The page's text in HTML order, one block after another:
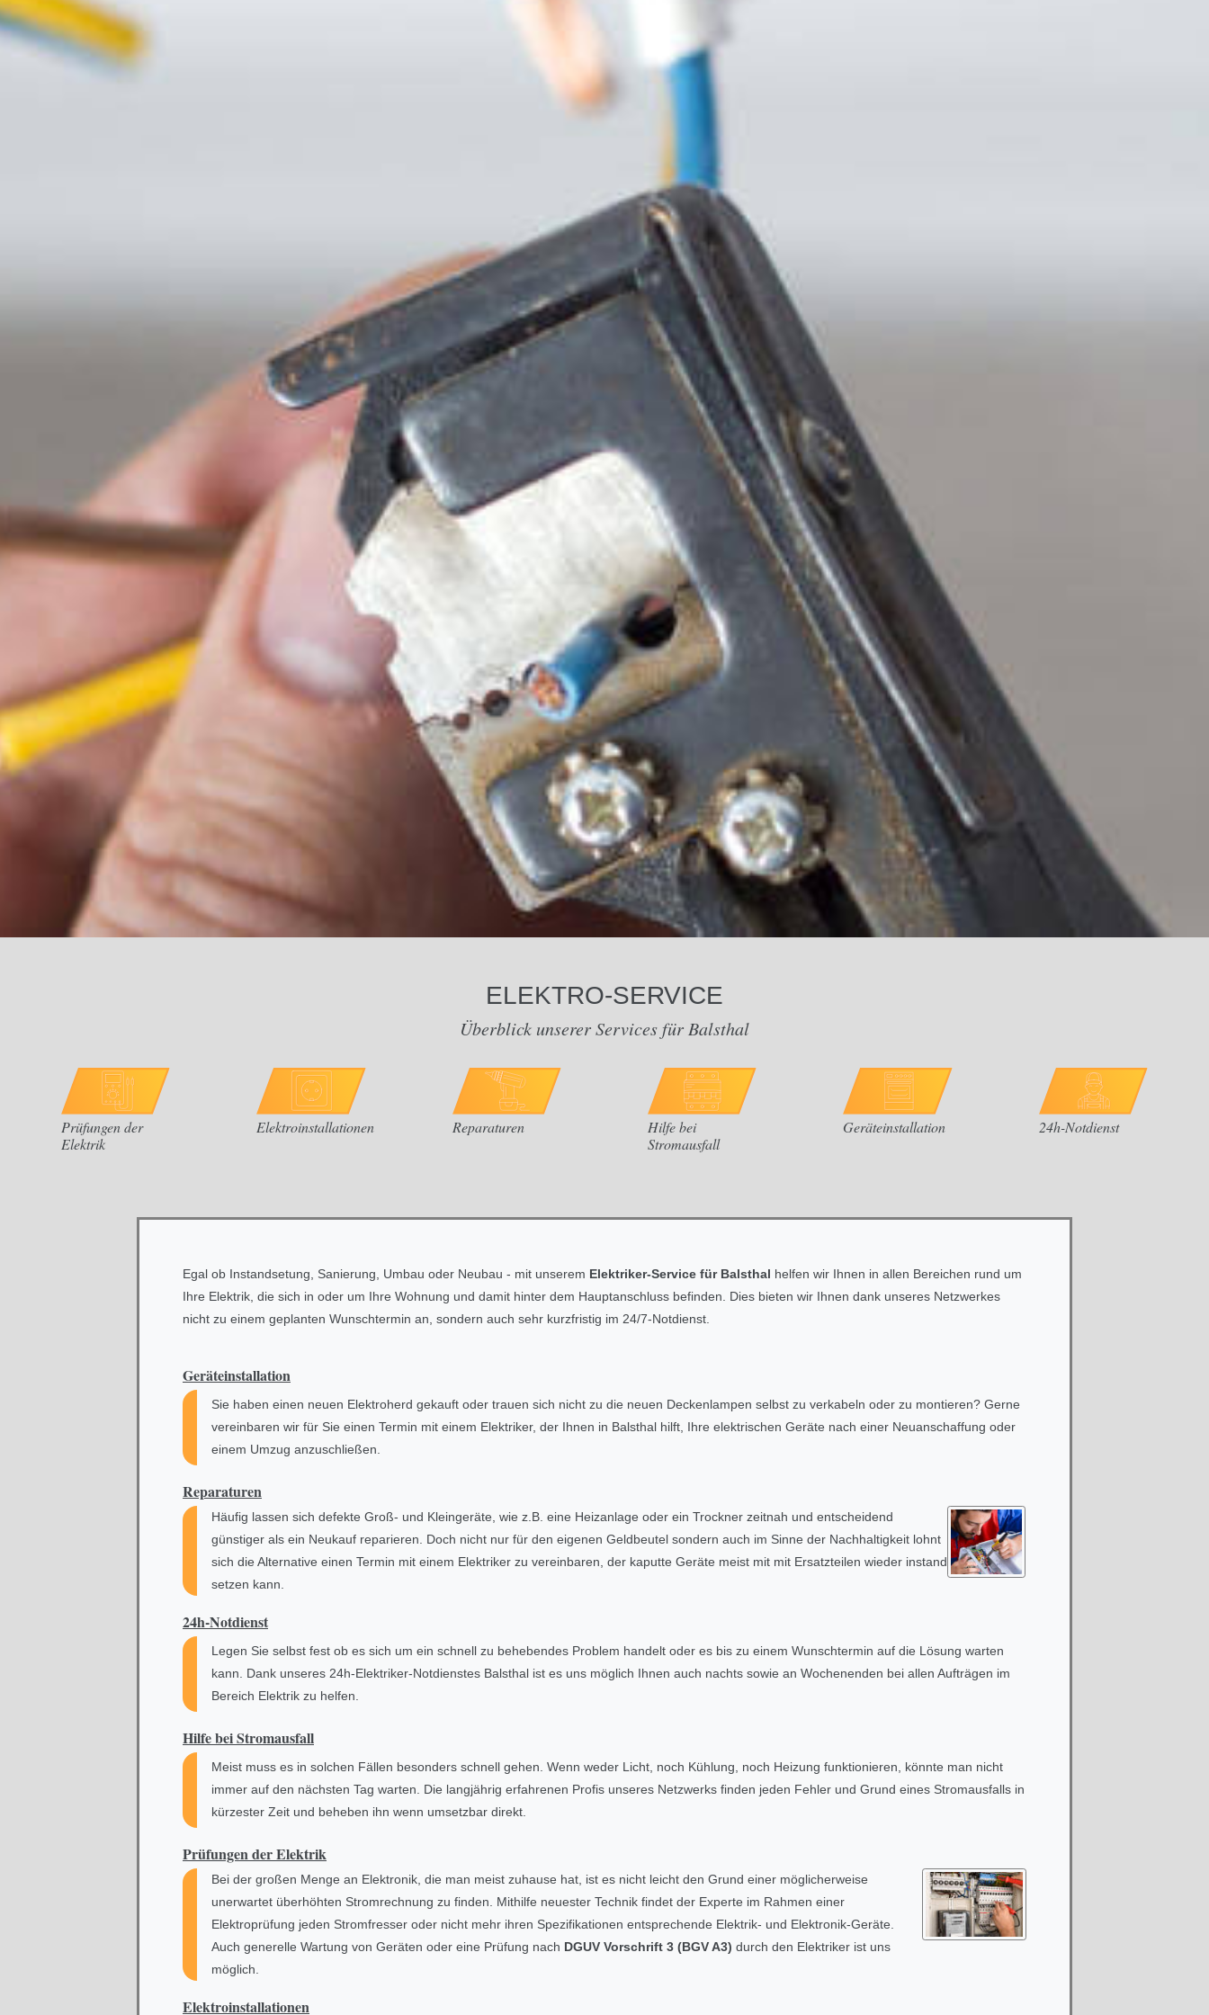
ELEKTRO-SERVICE
Überblick unserer Services für Balsthal
Prüfungen der
Elektrik
Elektroinstallationen Reparaturen
Hilfe bei
Stromausfall
Geräteinstallation 24h-Notdienst
Egal ob Instandsetung, Sanierung, Umbau oder Neubau - mit unserem Elektriker-Service für Balsthal helfen wir Ihnen in allen Bereichen rund um
Ihre Elektrik, die sich in oder um Ihre Wohnung und damit hinter dem Hauptanschluss befinden. Dies bieten wir Ihnen dank unseres Netzwerkes
nicht zu einem geplanten Wunschtermin an, sondern auch sehr kurzfristig im 24/7-Notdienst.
Geräteinstallation
Sie haben einen neuen Elektroherd gekauft oder trauen sich nicht zu die neuen Deckenlampen selbst zu verkabeln oder zu montieren? Gerne
vereinbaren wir für Sie einen Termin mit einem Elektriker, der Ihnen in Balsthal hilft, Ihre elektrischen Geräte nach einer Neuanschaffung oder
einem Umzug anzuschließen.
Reparaturen
Häufig lassen sich defekte Groß- und Kleingeräte, wie z.B. eine Heizanlage oder ein Trockner zeitnah und entscheidend
günstiger als ein Neukauf reparieren. Doch nicht nur für den eigenen Geldbeutel sondern auch im Sinne der Nachhaltigkeit lohnt
sich die Alternative einen Termin mit einem Elektriker zu vereinbaren, der kaputte Geräte meist mit mit Ersatzteilen wieder instand
setzen kann.
24h-Notdienst
Legen Sie selbst fest ob es sich um ein schnell zu behebendes Problem handelt oder es bis zu einem Wunschtermin auf die Lösung warten
kann. Dank unseres 24h-Elektriker-Notdienstes Balsthal ist es uns möglich Ihnen auch nachts sowie an Wochenenden bei allen Aufträgen im
Bereich Elektrik zu helfen.
Hilfe beiStromausfall
Meist muss es in solchen Fällen besonders schnell gehen. Wenn weder Licht, noch Kühlung, noch Heizung funktionieren, könnte man nicht
immer auf den nächsten Tag warten. Die langjährig erfahrenen Profis unseres Netzwerks finden jeden Fehler und Grund eines Stromausfalls in
kürzester Zeit und beheben ihn wenn umsetzbar direkt.
Prüfungen der Elektrik
Bei der großen Menge an Elektronik, die man meist zuhause hat, ist es nicht leicht den Grund einer möglicherweise
unerwartet überhöhten Stromrechnung zu finden. Mithilfe neuester Technik findet der Experte im Rahmen einer
Elektroprüfung jeden Stromfresser oder nicht mehr ihren Spezifikationen entsprechende Elektrik- und Elektronik-Geräte.
Auch generelle Wartung von Geräten oder eine Prüfung nach DGUV Vorschrift 3 (BGV A3) durch den Elektriker ist uns
möglich.
Elektroinstallationen